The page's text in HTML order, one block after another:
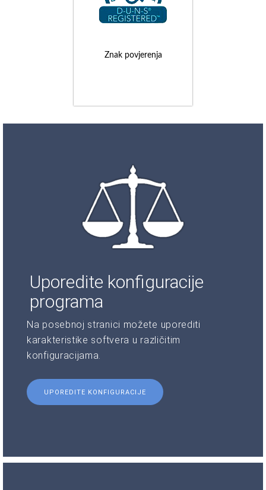
Znak povjerenja
Uporedite konfiguracije
programa
Na posebnoj stranici možete uporediti
karakteristike softvera u različitim
konfiguracijama.
UPOREDITE KONFIGURACIJE